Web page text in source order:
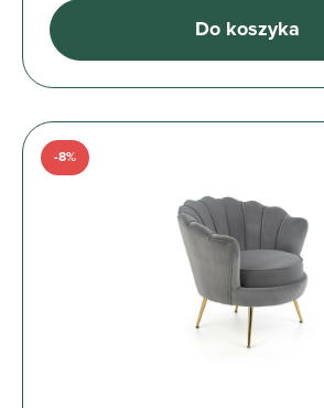
Do koszyka
-8%